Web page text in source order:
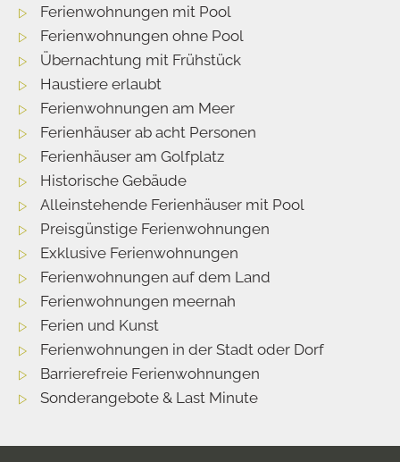
Ferienwohnungen mit Pool
Ferienwohnungen ohne Pool
Übernachtung mit Frühstück
Haustiere erlaubt
Ferienwohnungen am Meer
Ferienhäuser ab acht Personen
Ferienhäuser am Golfplatz
Historische Gebäude
Alleinstehende Ferienhäuser mit Pool
Preisgünstige Ferienwohnungen
Exklusive Ferienwohnungen
Ferienwohnungen auf dem Land
Ferienwohnungen meernah
Ferien und Kunst
Ferienwohnungen in der Stadt oder Dorf
Barrierefreie Ferienwohnungen
Sonderangebote & Last Minute